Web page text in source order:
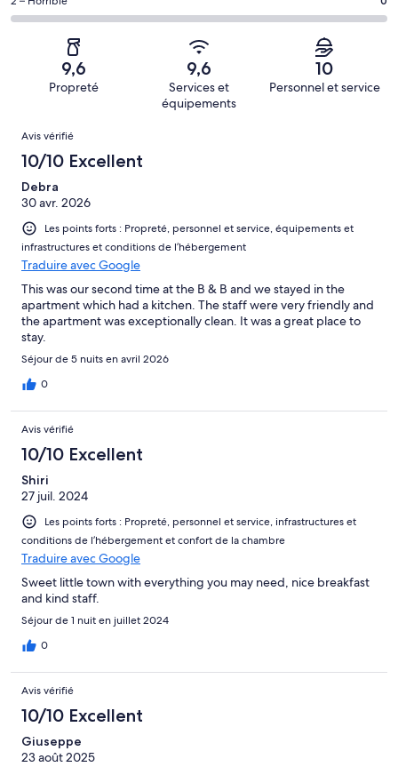
d’après 2 avis
(Satisfaisant),
d’après 1 avis
voyageurs
(Médiocre),
d’après 0 avis
des
voyageurs
(Horrible),
d’après 0 avis
9,6
Propreté
9,6
Services et
équipements
10
Personnel et service
Avis
Avis vérifié
10/10 Excellent
Debra
30 avr. 2026
Les points forts : Propreté, personnel et service, équipements et
infrastructures et conditions de l’hébergement
Traduire avec Google
This was our second time at the B & B and we stayed in the
apartment which had a kitchen. The staff were very friendly and
the apartment was exceptionally clean. It was a great place to
stay.
Séjour de 5 nuits en avril 2026
0
Avis vérifié
10/10 Excellent
Shiri
27 juil. 2024
Les points forts : Propreté, personnel et service, infrastructures et
conditions de l’hébergement et confort de la chambre
Traduire avec Google
Sweet little town with everything you may need, nice breakfast
and kind staff.
Séjour de 1 nuit en juillet 2024
0
Avis vérifié
10/10 Excellent
Giuseppe
23 août 2025